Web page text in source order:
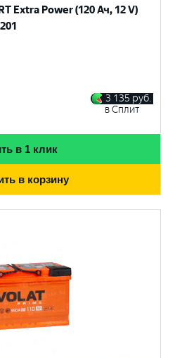
Extra Power (120 Ач, 12 V)
3 135 руб.
в Сплит
в 1 клик
в корзину